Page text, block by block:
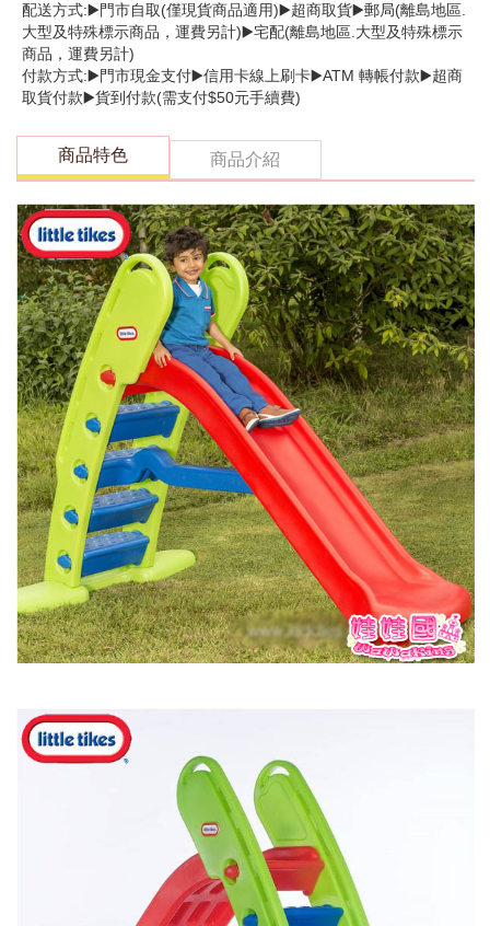
配送方式:▶️門市自取(僅現貨商品適用)▶️超商取貨▶️郵局(離島地區.
大型及特殊標示商品，運費另計)▶️宅配(離島地區.大型及特殊標示
商品，運費另計)
付款方式:▶️門市現金支付▶️信用卡線上刷卡▶️ATM 轉帳付款▶️超商
取貨付款▶️貨到付款(需支付$50元手續費)
商品特色 商品介紹